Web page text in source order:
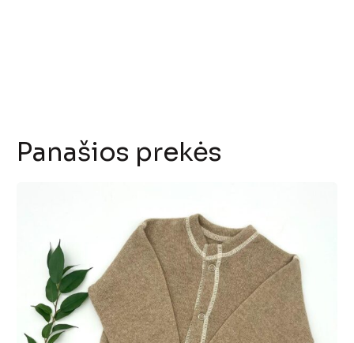
Panašios prekės